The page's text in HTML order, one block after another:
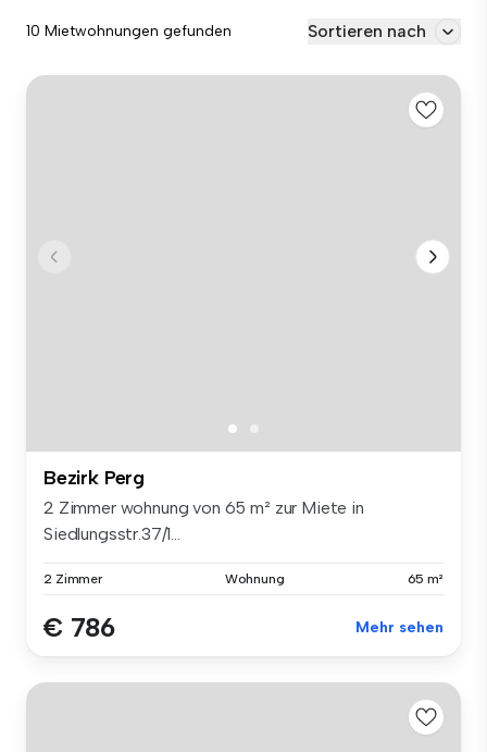
10 Mietwohnungen gefunden Sortieren nach
Bezirk Perg
2 Zimmer wohnung von 65 m² zur Miete in
Siedlungsstr.37/1...
2 Zimmer Wohnung 65 m²
€ 786 Mehr sehen